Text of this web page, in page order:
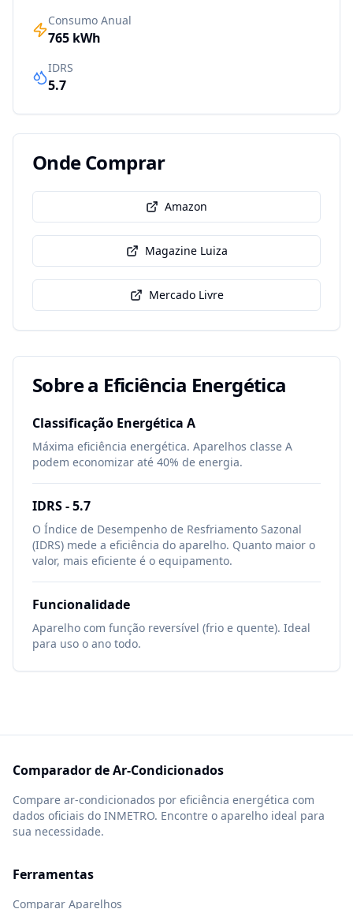
Consumo Anual
765 kWh
IDRS
5.7
Onde Comprar
Amazon
Magazine Luiza
Mercado Livre
Sobre a Eficiência Energética
Classificação Energética A
Máxima eficiência energética. Aparelhos classe A
podem economizar até 40% de energia.
IDRS -5.7
O Índice de Desempenho de Resfriamento Sazonal
(IDRS) mede a eficiência do aparelho. Quanto maior o
valor, mais eficiente é o equipamento.
Funcionalidade
Aparelho com função reversível (frio e quente). Ideal
para uso o ano todo.
Comparador de Ar-Condicionados
Compare ar-condicionados por eficiência energética com
dados oficiais do INMETRO. Encontre o aparelho ideal para
sua necessidade.
Ferramentas
Comparar Aparelhos